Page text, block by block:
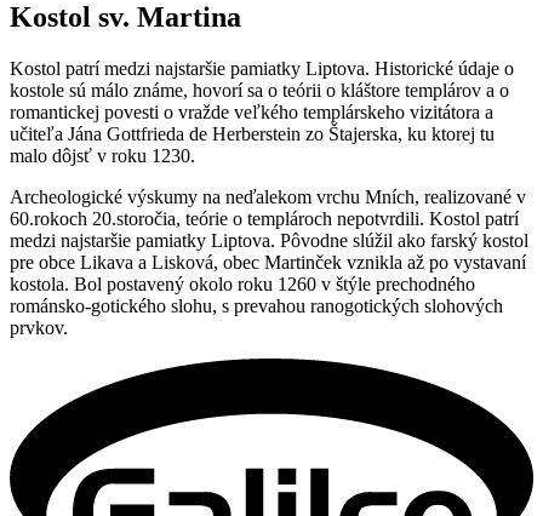
Kostol sv. Martina
Kostol patrí medzi najstaršie pamiatky Liptova. Historické údaje o
kostole sú málo známe, hovorí sa o teórii o kláštore templárov a o
romantickej povesti o vražde veľkého templárskeho vizitátora a
učiteľa Jána Gottfrieda de Herberstein zo Štajerska, ku ktorej tu
malo dôjsť v roku 1230.
Archeologické výskumy na neďalekom vrchu Mních, realizované v
60.rokoch 20.storočia, teórie o templároch nepotvrdili. Kostol patrí
medzi najstaršie pamiatky Liptova. Pôvodne slúžil ako farský kostol
pre obce Likava a Lisková, obec Martinček vznikla až po vystavaní
kostola. Bol postavený okolo roku 1260 v štýle prechodného
románsko-gotického slohu, s prevahou ranogotických slohových
prvkov.